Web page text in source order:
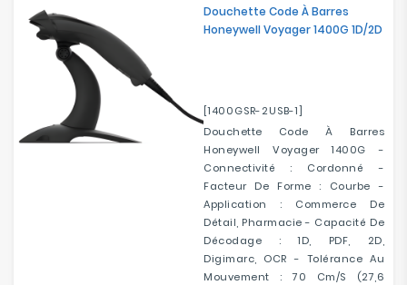
Douchette Code À Barres
Honeywell Voyager 1400G 1D/2D
[1400GSR-2USB-1]
Douchette Code À Barres
Honeywell Voyager 1400G -
Connectivité : Cordonné -
Facteur De Forme : Courbe -
Application : Commerce De
Détail, Pharmacie - Capacité De
Décodage : 1D, PDF, 2D,
Digimarc, OCR - Tolérance Au
Mouvement : 70 Cm/s (27,6